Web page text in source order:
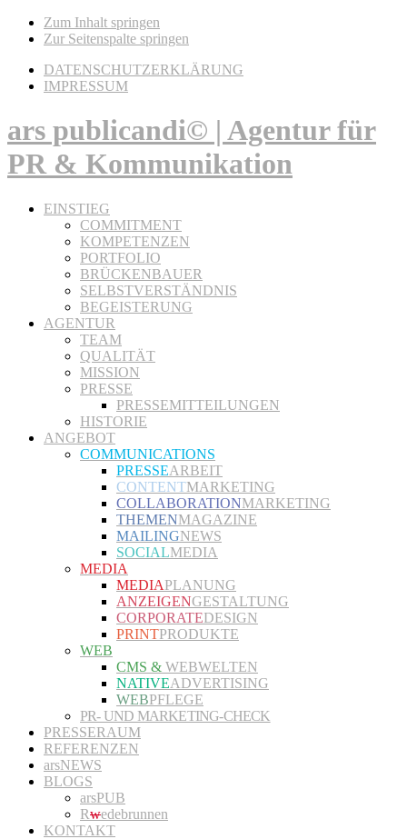
Zum Inhalt springen
Zur Seitenspalte springen
DATENSCHUTZERKLÄRUNG
IMPRESSUM
ars publicandi© | Agentur für
PR & Kommunikation
EINSTIEG
COMMITMENT
KOMPETENZEN
PORTFOLIO
BRÜCKENBAUER
SELBSTVERSTÄNDNIS
BEGEISTERUNG
AGENTUR
TEAM
QUALITÄT
MISSION
PRESSE
PRESSEMITTEILUNGEN
HISTORIE
ANGEBOT
COMMUNICATIONS
PRESSEARBEIT
CONTENTMARKETING
COLLABORATIONMARKETING
THEMENMAGAZINE
MAILINGNEWS
SOCIALMEDIA
MEDIA
MEDIAPLANUNG
ANZEIGENGESTALTUNG
CORPORATEDESIGN
PRINTPRODUKTE
WEB
CMS & WEBWELTEN
NATIVEADVERTISING
WEBPFLEGE
PR- UND MARKETING-CHECK
PRESSERAUM
REFERENZEN
arsNEWS
BLOGS
arsPUB
Rwedebrunnen
KONTAKT